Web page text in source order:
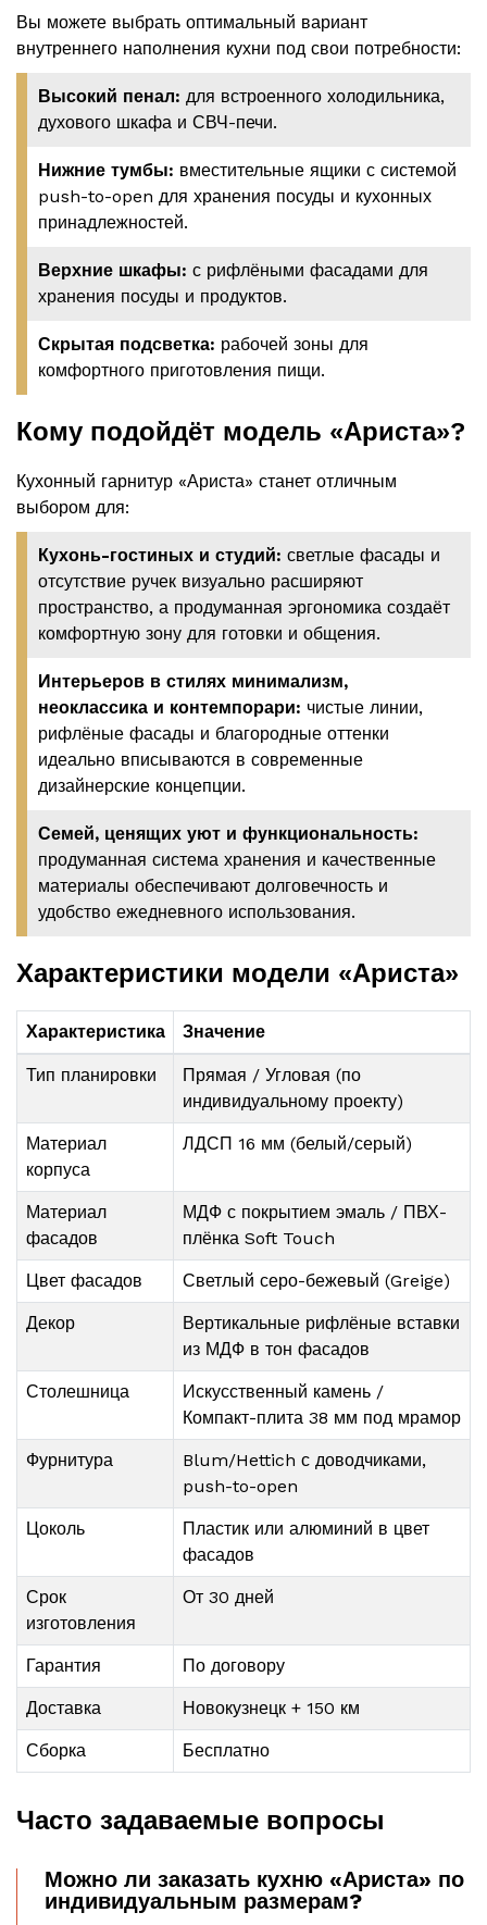
Вы можете выбрать оптимальный вариант
внутреннего наполнения кухни под свои потребности:
Высокий пенал: для встроенного холодильника,
духового шкафа и СВЧ-печи.
Нижние тумбы: вместительные ящики с системой
push-to-open для хранения посуды и кухонных
принадлежностей.
Верхние шкафы: с рифлёными фасадами для
хранения посуды и продуктов.
Скрытая подсветка: рабочей зоны для
комфортного приготовления пищи.
Кому подойдёт модель «Ариста»?
Кухонный гарнитур «Ариста» станет отличным
выбором для:
Кухонь-гостиных и студий: светлые фасады и
отсутствие ручек визуально расширяют
пространство, а продуманная эргономика создаёт
комфортную зону для готовки и общения.
Интерьеров в стилях минимализм,
неоклассика и контемпорари: чистые линии,
рифлёные фасады и благородные оттенки
идеально вписываются в современные
дизайнерские концепции.
Семей, ценящих уют и функциональность:
продуманная система хранения и качественные
материалы обеспечивают долговечность и
удобство ежедневного использования.
Характеристики модели «Ариста»
Характеристика Значение
Тип планировки
Прямая / Угловая (по
индивидуальному проекту)
Материал
корпуса
ЛДСП 16 мм (белый/серый)
Материал
фасадов
МДФ с покрытием эмаль / ПВХ-
плёнка Soft Touch
Цвет фасадов Светлый серо-бежевый (Greige)
Декор
Вертикальные рифлёные вставки
из МДФ в тон фасадов
Столешница
Искусственный камень /
Компакт-плита 38 мм под мрамор
Фурнитура
Blum/Hettich с доводчиками,
push-to-open
Цоколь
Пластик или алюминий в цвет
фасадов
Срок
изготовления
От 30 дней
Гарантия По договору
Доставка Новокузнецк + 150 км
Сборка Бесплатно
Часто задаваемые вопросы
Можно ли заказать кухню «Ариста» по
индивидуальным размерам?